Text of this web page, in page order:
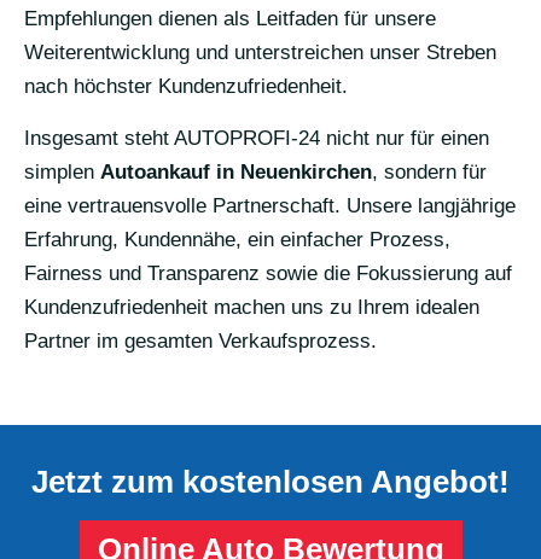
Empfehlungen dienen als Leitfaden für unsere
Weiterentwicklung und unterstreichen unser Streben
nach höchster Kundenzufriedenheit.
Insgesamt steht AUTOPROFI-24 nicht nur für einen
simplen Autoankauf in Neuenkirchen, sondern für
eine vertrauensvolle Partnerschaft. Unsere langjährige
Erfahrung, Kundennähe, ein einfacher Prozess,
Fairness und Transparenz sowie die Fokussierung auf
Kundenzufriedenheit machen uns zu Ihrem idealen
Partner im gesamten Verkaufsprozess.
Jetzt zum kostenlosen Angebot!
Online Auto Bewertung